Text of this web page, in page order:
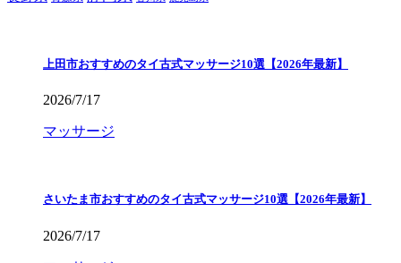
上田市おすすめのタイ古式マッサージ10選【2026年最新】
2026/7/17
マッサージ
さいたま市おすすめのタイ古式マッサージ10選【2026年最新】
2026/7/17